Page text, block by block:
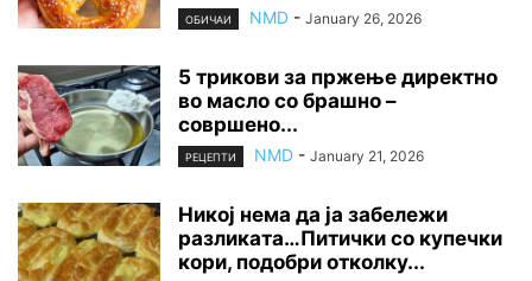
ОБИЧАИ NMD - January 26, 2026
5 трикови за пржење директно
во масло со брашно –
совршено...
РЕЦЕПТИ NMD - January 21, 2026
Никој нема да ја забележи
разликата…Питички со купечки
кори, подобри отколку...